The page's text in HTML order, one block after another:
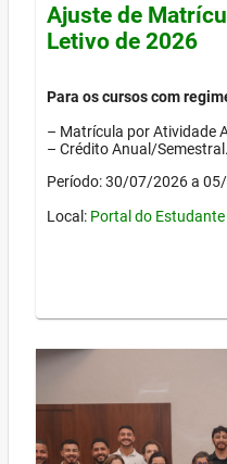
Ajuste de
Letivo de 2026
Para os cursos com
– Matrícula por Atividade
– Crédito Anual/Semestral.
Período: 30/07/2026 a
Local: Portal do